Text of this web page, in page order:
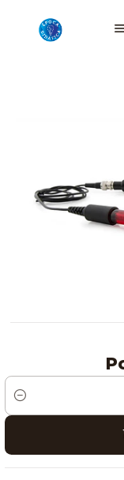
Equipamentos
Quantidade